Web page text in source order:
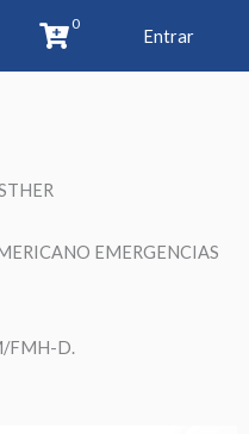
0
Entrar
EMERGENCIAS
FMH-D.